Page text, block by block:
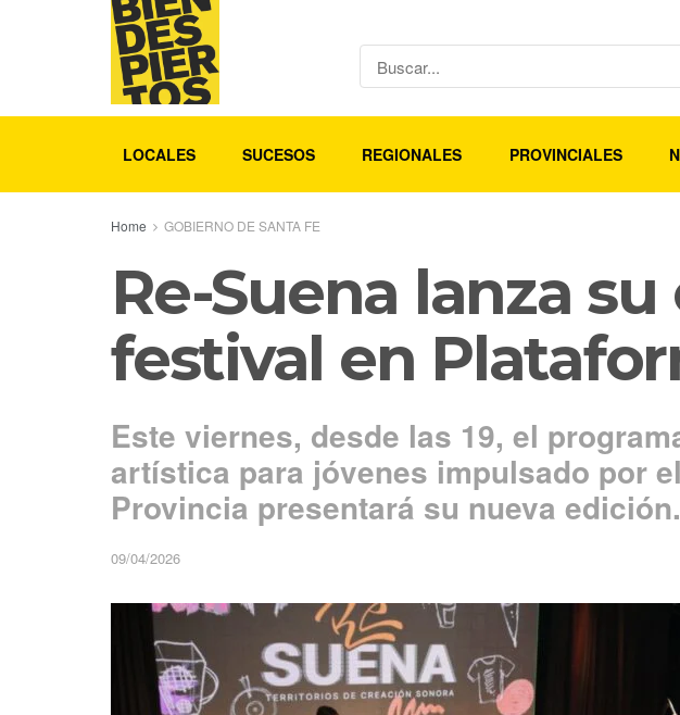
LOCALES SUCESOS REGIONALES PROVINCIALES
Home GOBIERNO DE SANTA FE
Re-Suena lanza
festival en
Este viernes, desde las 19, el
artística para jóvenes impulsado por
Provincia presentará su nueva edición.
09/04/2026